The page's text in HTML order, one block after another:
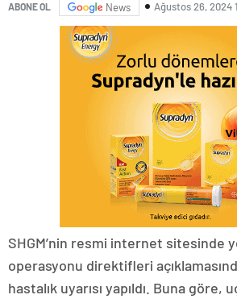
ABONE OL News Ağustos 26, 2024
SHGM’nin resmi internet sitesinde
operasyonu direktifleri
hastalık uyarısı yapıldı. Buna göre,